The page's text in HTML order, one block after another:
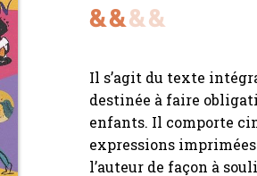
Il s’agit du texte
destinée à faire
enfants. Il comporte
expressions
l’auteur de façon à